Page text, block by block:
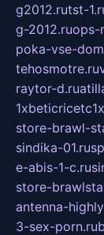
g2012.rutst-
g-2012.ruops-
poka-vse-
tehosmotre.ru
raytor-d.ru
store-brawl-
sindika-01.ru
e-abis-1-c.ru
store-
antenna-
3-sex-porn.ru